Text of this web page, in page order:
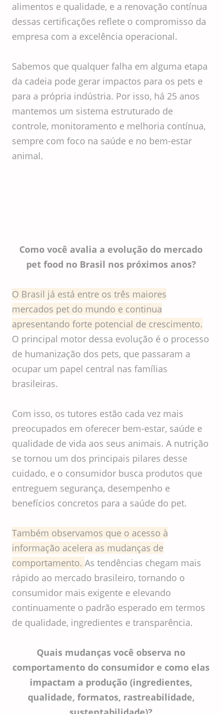
alimentos e qualidade, e a renovação contínua
dessas certificações reflete o compromisso da
empresa com a excelência operacional.
Sabemos que qualquer falha em alguma etapa
da cadeia pode gerar impactos para os pets e
para a própria indústria. Por isso, há 25 anos
mantemos um sistema estruturado de
controle, monitoramento e melhoria contínua,
sempre com foco na saúde e no bem-estar
animal.
Como você avalia a evolução do mercado
pet food no Brasil nos próximos anos?
O Brasil já está entre os três maiores
mercados pet do mundo e continua
apresentando forte potencial de crescimento.
O principal motor dessa evolução é o processo
de humanização dos pets, que passaram a
ocupar um papel central nas famílias
brasileiras.
Com isso, os tutores estão cada vez mais
preocupados em oferecer bem-estar, saúde e
qualidade de vida aos seus animais. A nutrição
se tornou um dos principais pilares desse
cuidado, e o consumidor busca produtos que
entreguem segurança, desempenho e
benefícios concretos para a saúde do pet.
Também observamos que o acesso à
informação acelera as mudanças de
comportamento. As tendências chegam mais
rápido ao mercado brasileiro, tornando o
consumidor mais exigente e elevando
continuamente o padrão esperado em termos
de qualidade, ingredientes e transparência.
Quais mudanças você observa no
comportamento do consumidor e como elas
impactam a produção (ingredientes,
qualidade, formatos, rastreabilidade,